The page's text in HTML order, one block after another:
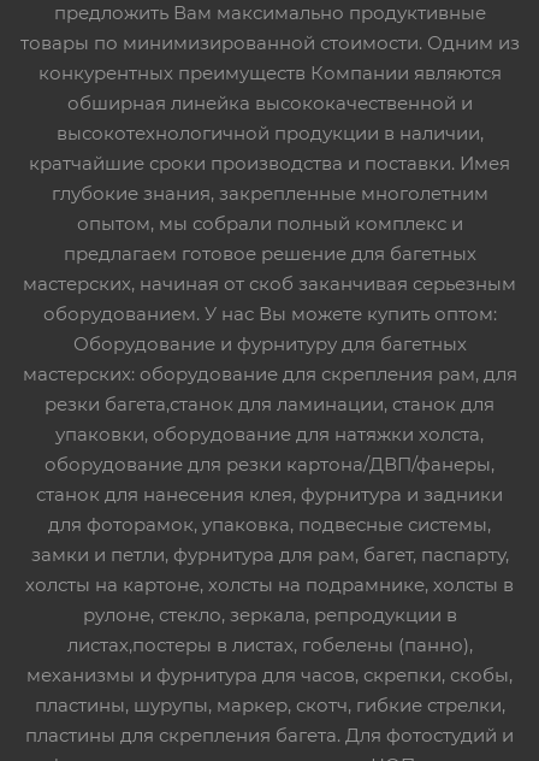
предложить Вам максимально продуктивные
товары по минимизированной стоимости. Одним из
конкурентных преимуществ Компании являются
обширная линейка высококачественной и
высокотехнологичной продукции в наличии,
кратчайшие сроки производства и поставки. Имея
глубокие знания, закрепленные многолетним
опытом, мы собрали полный комплекс и
предлагаем готовое решение для багетных
мастерских, начиная от скоб заканчивая серьезным
оборудованием. У нас Вы можете купить оптом:
Оборудование и фурнитуру для багетных
мастерских: оборудование для скрепления рам, для
резки багета,станок для ламинации, станок для
упаковки, оборудование для натяжки холста,
оборудование для резки картона/ДВП/фанеры,
станок для нанесения клея, фурнитура и задники
для фоторамок, упаковка, подвесные системы,
замки и петли, фурнитура для рам, багет, паспарту,
холсты на картоне, холсты на подрамнике, холсты в
рулоне, стекло, зеркала, репродукции в
листах,постеры в листах, гобелены (панно),
механизмы и фурнитура для часов, скрепки, скобы,
пластины, шурупы, маркер, скотч, гибкие стрелки,
пластины для скрепления багета. Для фотостудий и